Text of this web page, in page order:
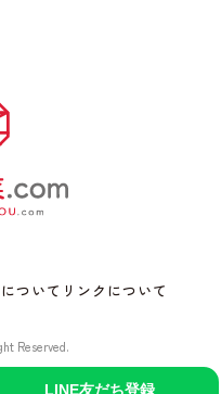
LINE友だち登録
ついて リンクについて
Reserved.